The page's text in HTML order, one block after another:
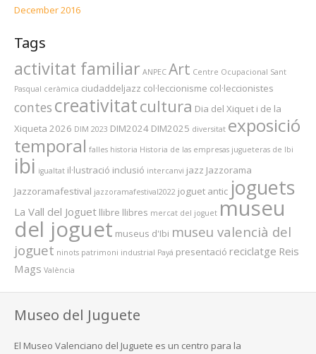
December 2016
Tags
activitat familiar ANPEC Art Centre Ocupacional Sant
Pasqual ceràmica ciudaddeljazz col·leccionisme col·leccionistes
contes creativitatcultura Dia del Xiquet i de la
Xiqueta 2026 DIM 2023 DIM2024 DIM2025 diversitat exposició
temporal falles historia Historia de las empresas jugueteras de Ibi
ibi igualtat il·lustració inclusió intercanvi jazz Jazzorama
Jazzoramafestival jazzoramafestival2022 joguet antic joguets
La Vall del Joguet llibre llibres mercat del joguet museu
del joguet museus d'Ibi museu valencià del
joguet ninots patrimoni industrial Payá presentació reciclatge Reis
Mags València
Museo del Juguete
El Museo Valenciano del Juguete es un centro para la